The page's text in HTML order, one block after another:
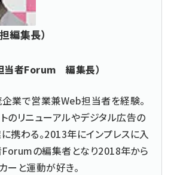
編集長）
当者Forum 編集長）
業で営業兼Web担当者を経験。
のリニューアルやデジタル広告の
携わる。2013年にインプレスに入
Forumの編集者となり2018年から
ーと運動が好き。